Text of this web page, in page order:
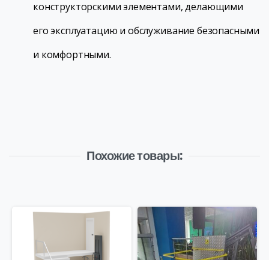
конструкторскими элементами, делающими
его эксплуатацию и обслуживание безопасными
и комфортными.
Похожие товары: